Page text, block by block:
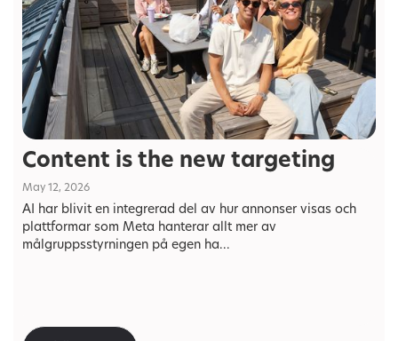
Content is the new targeting
May 12, 2026
AI har blivit en integrerad del av hur annonser visas och
plattformar som Meta hanterar allt mer av
målgruppsstyrningen på egen ha...